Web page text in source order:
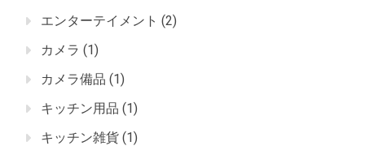
エンターテイメント (2)
カメラ (1)
カメラ備品 (1)
キッチン用品 (1)
キッチン雑貨 (1)